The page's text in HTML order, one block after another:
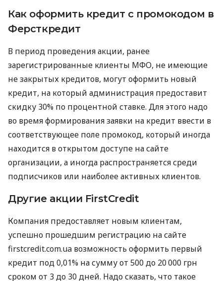
Как оформить кредит с промокодом в
Ферсткредит
В период проведения акции, ранее
зарегистрированные клиенты МФО, не имеющие
не закрытых кредитов, могут оформить новый
кредит, на который администрация предоставит
скидку 30% по процентной ставке. Для этого надо
во время формирования заявки на кредит ввести в
соответствующее поле промокод, который иногда
находится в открытом доступе на сайте
организации, а иногда распространяется среди
подписчиков или наиболее активных клиентов.
Другие акции FirstCredit
Компания предоставляет новым клиентам,
успешно прошедшим регистрацию на сайте
firstcredit.com.ua возможность оформить первый
кредит под 0,01% на сумму от 500 до 20 000 грн
сроком от 3 до 30 дней. Надо сказать, что такое